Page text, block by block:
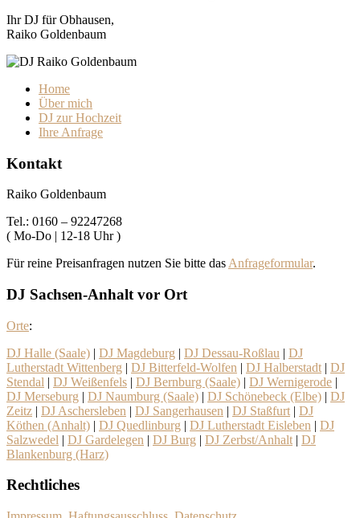
Ihr DJ für Obhausen,
Raiko Goldenbaum
Home
Über mich
DJ zur Hochzeit
Ihre Anfrage
Kontakt
Raiko Goldenbaum
Tel.: 0160 – 92247268
( Mo-Do | 12-18 Uhr )
Für reine Preisanfragen nutzen Sie bitte das Anfrageformular.
DJ Sachsen-Anhalt vor Ort
Orte:
DJ Halle (Saale) | DJ Magdeburg | DJ Dessau-Roßlau | DJ
Lutherstadt Wittenberg | DJ Bitterfeld-Wolfen | DJ Halberstadt | DJ
Stendal | DJ Weißenfels | DJ Bernburg (Saale) | DJ Wernigerode |
DJ Merseburg | DJ Naumburg (Saale) | DJ Schönebeck (Elbe) | DJ
Zeitz | DJ Aschersleben | DJ Sangerhausen | DJ Staßfurt | DJ
Köthen (Anhalt) | DJ Quedlinburg | DJ Lutherstadt Eisleben | DJ
Salzwedel | DJ Gardelegen | DJ Burg | DJ Zerbst/Anhalt | DJ
Blankenburg (Harz)
Rechtliches